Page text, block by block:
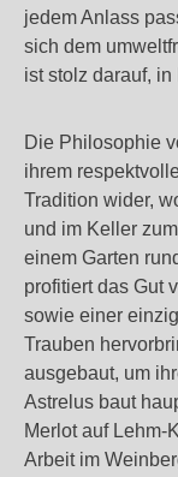
jedem Anlass
sich dem
ist stolz darauf,
Die Philosophie
ihrem
Tradition wider,
und im Keller
einem Garten
profitiert das Gut
sowie einer
Trauben
ausgebaut, um
Astrelus baut
Merlot auf Lehm-
Arbeit im